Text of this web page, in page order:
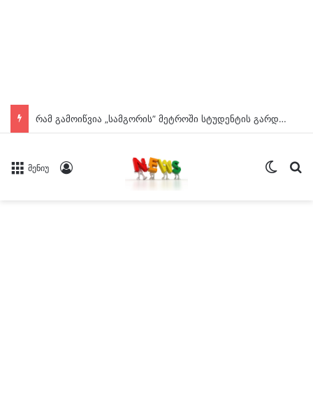
რამ გამოიწვია „სამგორის” მეტროში სტუდენტის გარდაცვალება? – ცნობილია ექსპერტიზის დასკვნა
მენიუ